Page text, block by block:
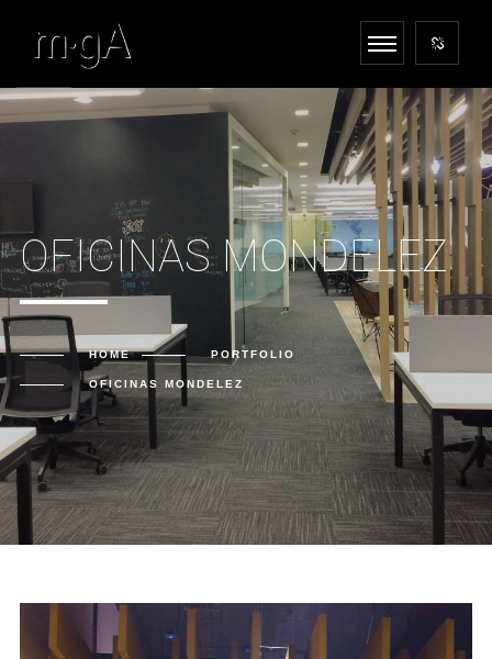
OFICINAS MONDELEZ
HOME PORTFOLIO
OFICINAS MONDELEZ